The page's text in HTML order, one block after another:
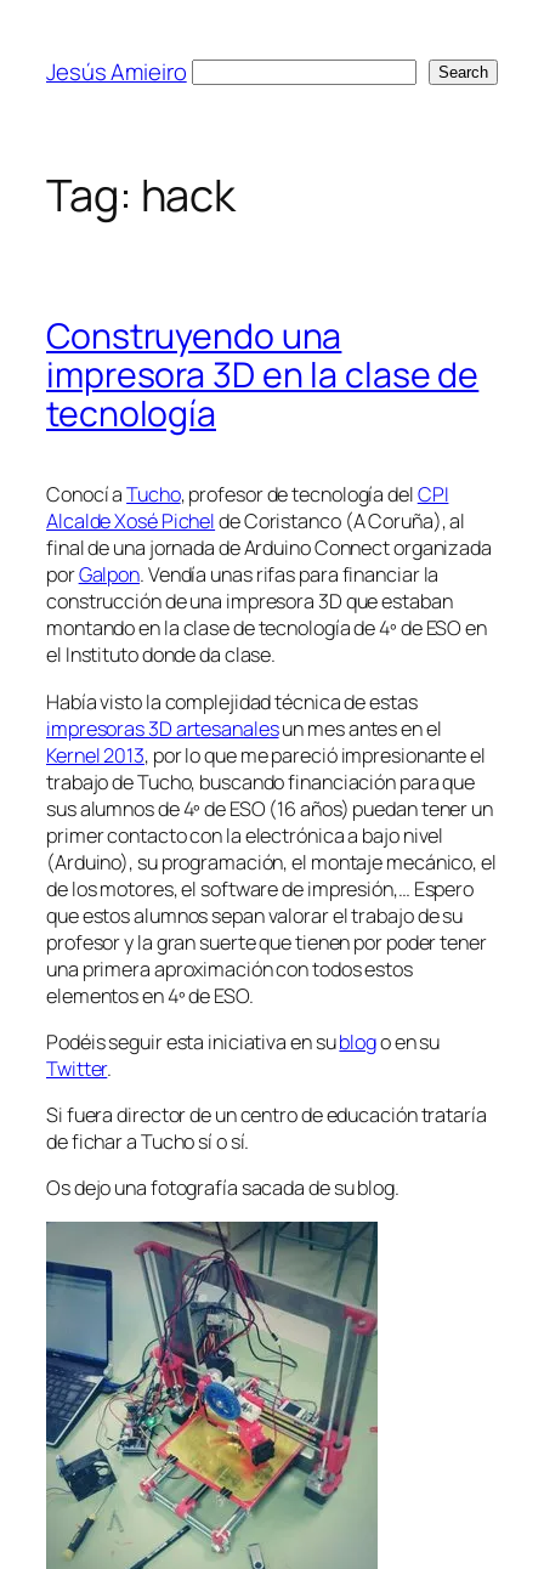
content
Jesús Amieiro Search
Tag: hack
Construyendo una
impresora 3D en la clase de
tecnología
Conocí aTucho, profesor de tecnología delCPI
Alcalde Xosé Pichelde Coristanco (A Coruña), al
final de una jornada de Arduino Connect organizada
porGalpon. Vendía unas rifas para financiar la
construcción de una impresora 3D que estaban
montando en la clase de tecnología de 4º de ESO en
el Instituto donde da clase.
Había visto la complejidad técnica de estas
impresoras 3D artesanalesun mes antes en el
Kernel 2013, por lo que me pareció impresionante el
trabajo de Tucho, buscando financiación para que
sus alumnos de 4º de ESO (16 años) puedan tener un
primer contacto con la electrónica a bajo nivel
(Arduino), su programación, el montaje mecánico, el
de los motores, el software de impresión,… Espero
que estos alumnos sepan valorar el trabajo de su
profesor y la gran suerte que tienen por poder tener
una primera aproximación con todos estos
elementos en 4º de ESO.
Podéis seguir esta iniciativa en sublogo en su
Twitter.
Si fuera director de un centro de educación trataría
de fichar a Tucho sí o sí.
Os dejo una fotografía sacada de su blog.